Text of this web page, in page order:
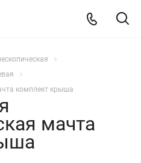
комплект крыша
мачта